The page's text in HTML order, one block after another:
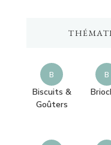
B
Biscuits &
Goûters
B